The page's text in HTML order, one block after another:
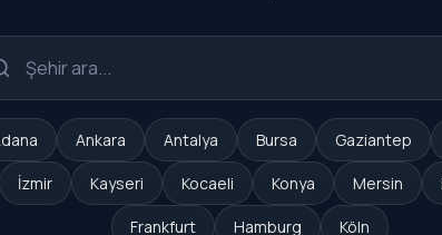
Ankara Antalya Bursa Gaziantep
İzmir Kayseri Kocaeli Konya Mersin
Frankfurt Hamburg Köln